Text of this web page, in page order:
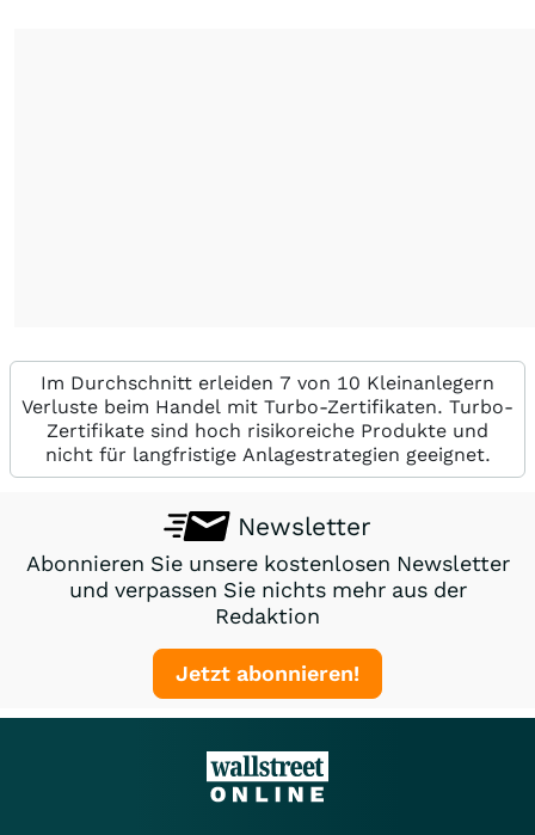
Im Durchschnitt erleiden 7 von 10 Kleinanlegern
Verluste beim Handel mit Turbo-Zertifikaten. Turbo-
Zertifikate sind hoch risikoreiche Produkte und
nicht für langfristige Anlagestrategien geeignet.
Newsletter
Abonnieren Sie unsere kostenlosen Newsletter
und verpassen Sie nichts mehr aus der
Redaktion
Jetzt abonnieren!